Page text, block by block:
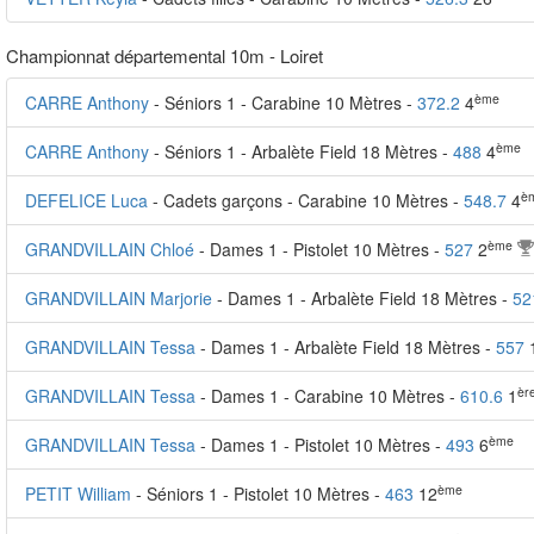
Championnat départemental 10m - Loiret
CARRE Anthony - Séniors 1 - Carabine 10 Mètres - 372.2 4ème
CARRE Anthony - Séniors 1 - Arbalète Field 18 Mètres - 488 4ème
DEFELICE Luca - Cadets garçons - Carabine 10 Mètres - 548.7 4
GRANDVILLAIN Chloé - Dames 1 - Pistolet 10 Mètres - 527 2ème
GRANDVILLAIN Marjorie - Dames 1 - Arbalète Field 18 Mètres -
GRANDVILLAIN Tessa - Dames 1 - Arbalète Field 18 Mètres - 557 1
GRANDVILLAIN Tessa - Dames 1 - Carabine 10 Mètres - 610.6 1
GRANDVILLAIN Tessa - Dames 1 - Pistolet 10 Mètres - 493 6ème
PETIT William - Séniors 1 - Pistolet 10 Mètres - 463 12ème